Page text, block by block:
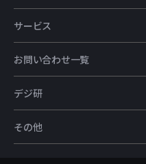
サービス
お問い合わせ一覧
デジ研
その他